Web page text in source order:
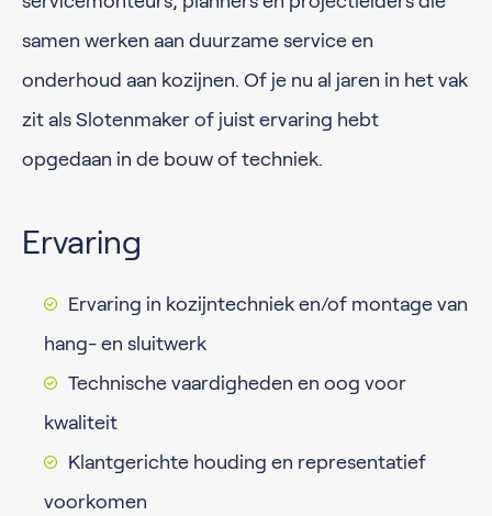
samen werken aan duurzame service en
onderhoud aan kozijnen. Of je nu al jaren in het vak
zit als Slotenmaker of juist ervaring hebt
opgedaan in de bouw of techniek.
Ervaring
Ervaring in kozijntechniek en/of montage van
hang- en sluitwerk
Technische vaardigheden en oog voor
kwaliteit
Klantgerichte houding en representatief
voorkomen